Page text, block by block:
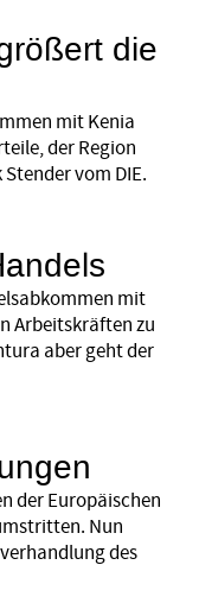
die
mit Kenia
der Region
vom DIE.
mit
Arbeitskräften zu
aber geht der
der Europäischen
Nun
des